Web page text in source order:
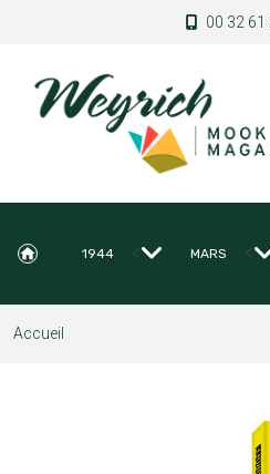
Aller au contenu principal 00 32 61
1944 < MARS <
Accueil